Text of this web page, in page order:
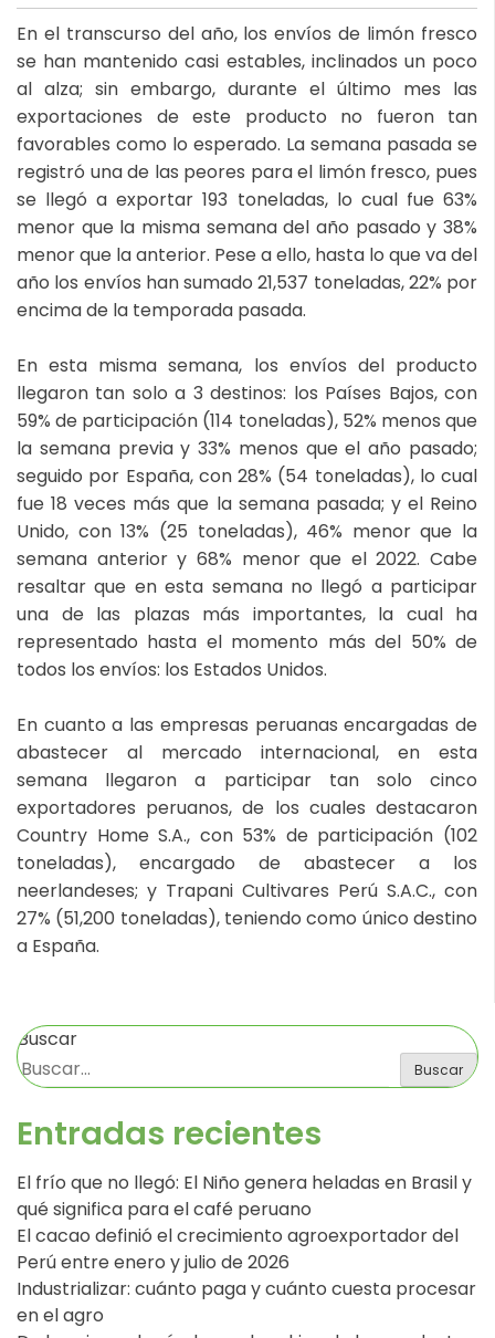
En el transcurso del año, los envíos de limón fresco
se han mantenido casi estables, inclinados un poco
al alza; sin embargo, durante el último mes las
exportaciones de este producto no fueron tan
favorables como lo esperado. La semana pasada se
registró una de las peores para el limón fresco, pues
se llegó a exportar 193 toneladas, lo cual fue 63%
menor que la misma semana del año pasado y 38%
menor que la anterior. Pese a ello, hasta lo que va del
año los envíos han sumado 21,537 toneladas, 22% por
encima de la temporada pasada.
En esta misma semana, los envíos del producto
llegaron tan solo a 3 destinos: los Países Bajos, con
59% de participación (114 toneladas), 52% menos que
la semana previa y 33% menos que el año pasado;
seguido por España, con 28% (54 toneladas), lo cual
fue 18 veces más que la semana pasada; y el Reino
Unido, con 13% (25 toneladas), 46% menor que la
semana anterior y 68% menor que el 2022. Cabe
resaltar que en esta semana no llegó a participar
una de las plazas más importantes, la cual ha
representado hasta el momento más del 50% de
todos los envíos: los Estados Unidos.
En cuanto a las empresas peruanas encargadas de
abastecer al mercado internacional, en esta
semana llegaron a participar tan solo cinco
exportadores peruanos, de los cuales destacaron
Country Home S.A., con 53% de participación (102
toneladas), encargado de abastecer a los
neerlandeses; y Trapani Cultivares Perú S.A.C., con
27% (51,200 toneladas), teniendo como único destino
a España.
Buscar
Buscar
Entradas recientes
El frío que no llegó: El Niño genera heladas en Brasil y
qué significa para el café peruano
El cacao definió el crecimiento agroexportador del
Perú entre enero y julio de 2026
Industrializar: cuánto paga y cuánto cuesta procesar
en el agro